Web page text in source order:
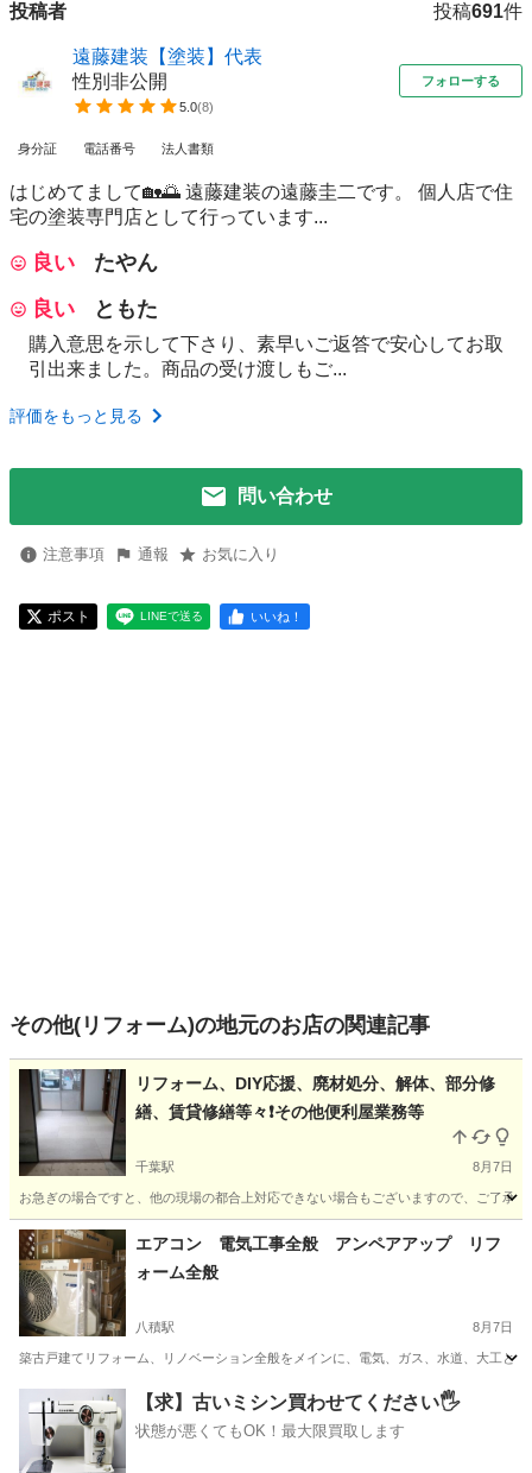
投稿者 投稿691件
遠藤建装【塗装】代表
性別非公開
5.0(8)
フォローする
身分証 電話番号 法人書類
はじめてまして🏡🌅 遠藤建装の遠藤圭二です。 個人店で住
宅の塗装専門店として行っています...
良い
たやん
良い
ともた
購入意思を示して下さり、素早いご返答で安心してお取
引出来ました。商品の受け渡しもご...
評価をもっと見る
問い合わせ
注意事項 通報 お気に入り
ポスト LINEで送る いいね！
その他(リフォーム)の地元のお店の関連記事
リフォーム、DIY応援、廃材処分、解体、部分修
繕、賃貸修繕等々❗その他便利屋業務等
千葉駅 8月7日
お急ぎの場合ですと、他の現場の都合上対応できない場合もございますので、ご了承
千葉 千葉市 その他 DIY
エアコン 電気工事全般 アンペアアップ リフ
ォーム全般
八積駅 8月7日
築古戸建てリフォーム、リノベーション全般をメインに、電気、ガス、水道、大工
千葉 長生郡 八積駅 リフォーム
【求】古いミシン買わせてください🖐️
状態が悪くてもOK！最大限買取します